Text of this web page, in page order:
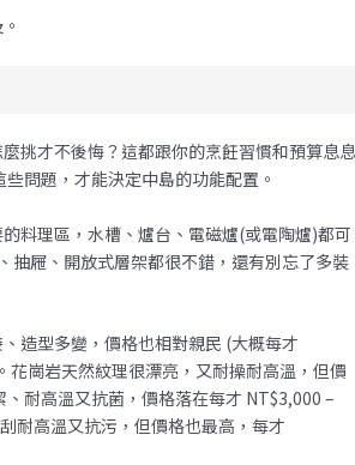
挑才不後悔？這都跟你的烹飪習慣和預算息
問題，才能決定中島的功能配置。
料理區，水槽、爐台、電磁爐(或電陶爐)都可
抽屜、開放式層架都很不錯，還有別忘了多裝
造型多變，價格也相對親民 (大概每才
崗岩天然紋理很漂亮，又耐操耐高溫，但價
耐高溫又抗菌，價格落在每才 NT$3,000 –
耐高溫又抗污，但價格也最高，每才